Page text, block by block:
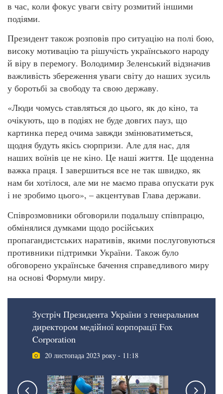
в час, коли фокус уваги світу розмитий іншими
подіями.
Президент також розповів про ситуацію на полі бою,
високу мотивацію та рішучість українського народу
й віру в перемогу. Володимир Зеленський відзначив
важливість збереження уваги світу до наших зусиль
у боротьбі за свободу та свою державу.
«Люди чомусь ставляться до цього, як до кіно, та
очікують, що в подіях не буде довгих пауз, що
картинка перед очима завжди змінюватиметься,
щодня будуть якісь сюрпризи. Але для нас, для
наших воїнів це не кіно. Це наші життя. Це щоденна
важка праця. І завершиться все не так швидко, як
нам би хотілося, але ми не маємо права опускати рук
і не зробимо цього», – акцентував Глава держави.
Співрозмовники обговорили подальшу співпрацю,
обмінялися думками щодо російських
пропагандистських наративів, якими послуговуються
противники підтримки України. Також було
обговорено українське бачення справедливого миру
на основі Формули миру.
Зустріч Президента України з генеральним
директором медійної корпорації Fox
Corporation
20 листопада 2023 року - 11:18